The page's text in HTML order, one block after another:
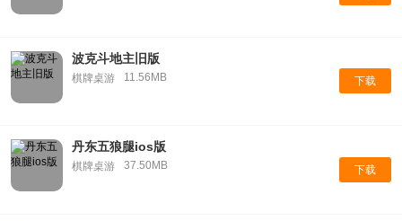
波克斗地主旧版
棋牌桌游 11.56MB 下载
丹东五狼腿ios版
棋牌桌游 37.50MB 下载